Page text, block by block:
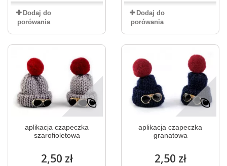
Dodaj do
porówania
Dodaj do
porówania
aplikacja czapeczka
szarofioletowa
2,50 zł
aplikacja czapeczka
granatowa
2,50 zł